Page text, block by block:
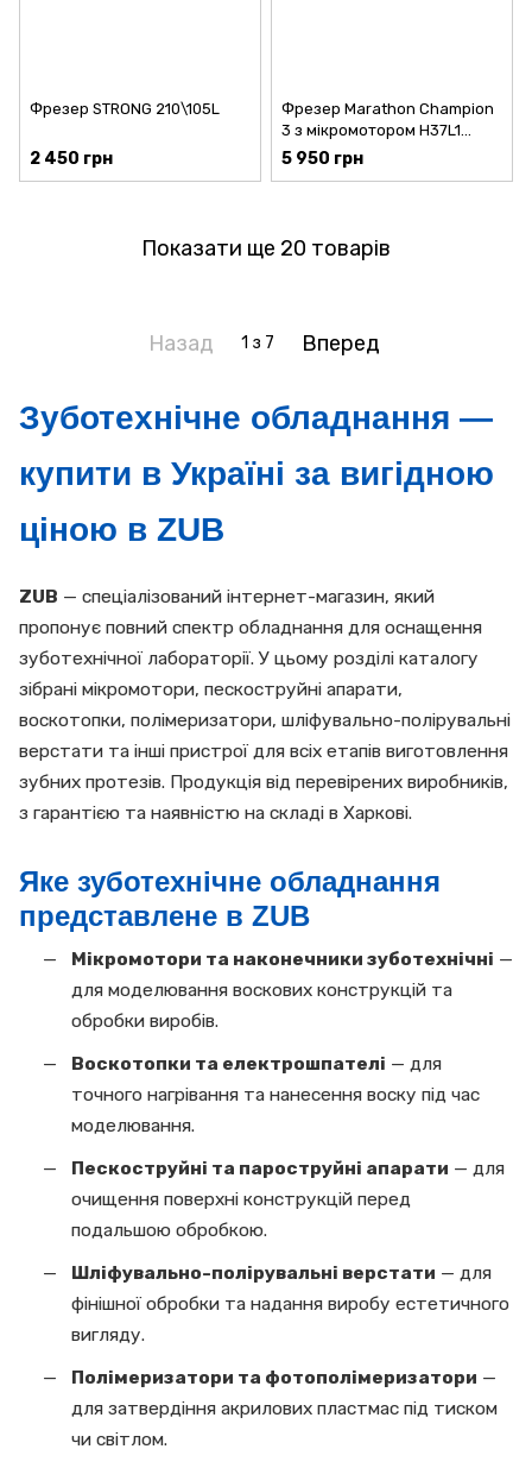
Фрезер STRONG 210\105L
2 450 грн
Фрезер Marathon Champion
3 з мікромотором H37L1
Оригінальний
5 950 грн
Показати ще 20 товарів
Назад 1 з 7 Вперед
Зуботехнічне обладнання —
купити в Україні за вигідною
ціною в ZUB
ZUB — спеціалізований інтернет-магазин, який
пропонує повний спектр обладнання для оснащення
зуботехнічної лабораторії. У цьому розділі каталогу
зібрані мікромотори, пескоструйні апарати,
воскотопки, полімеризатори, шліфувально-полірувальні
верстати та інші пристрої для всіх етапів виготовлення
зубних протезів. Продукція від перевірених виробників,
з гарантією та наявністю на складі в Харкові.
Яке зуботехнічне обладнання
представлене в ZUB
Мікромотори та наконечники зуботехнічні —
для моделювання воскових конструкцій та
обробки виробів.
Воскотопки та електрошпателі — для
точного нагрівання та нанесення воску під час
моделювання.
Пескоструйні та пароструйні апарати — для
очищення поверхні конструкцій перед
подальшою обробкою.
Шліфувально-полірувальні верстати — для
фінішної обробки та надання виробу естетичного
вигляду.
Полімеризатори та фотополімеризатори —
для затвердіння акрилових пластмас під тиском
чи світлом.